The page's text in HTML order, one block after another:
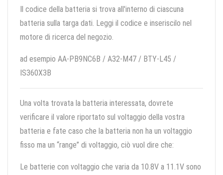
Il codice della batteria si trova all'interno di ciascuna
batteria sulla targa dati. Leggi il codice e inseriscilo nel
motore di ricerca del negozio.
ad esempio AA-PB9NC6B / A32-M47 / BTY-L45 /
IS360X3B
Una volta trovata la batteria interessata, dovrete
verificare il valore riportato sul voltaggio della vostra
batteria e fate caso che la batteria non ha un voltaggio
fisso ma un “range” di voltaggio, ciò vuol dire che:
Le batterie con voltaggio che varia da 10.8V a 11.1V sono